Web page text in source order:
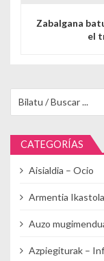
Zabalgana
el
CATEGORÍAS
Aisialdia – Ocio
Armentia Ikastola
Auzo
Azpiegiturak –